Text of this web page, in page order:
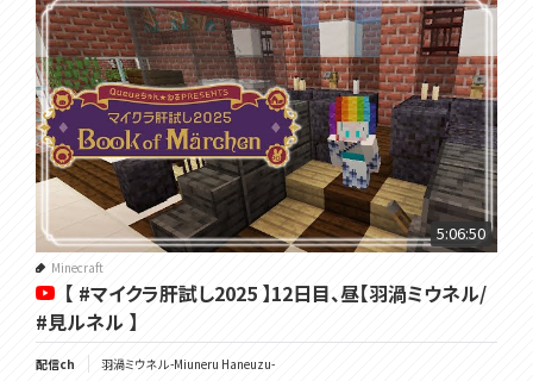
5:06:50
Minecraft
【 #マイクラ肝試し2025 】12日目、昼【羽渦ミウネル/
#見ルネル 】
配信ch 羽渦ミウネル -Miuneru Haneuzu-